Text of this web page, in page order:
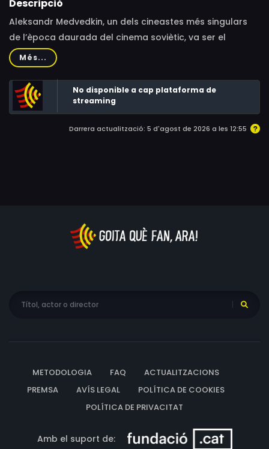
Descripció
Aleksandr Medvedkin, un dels cineastes més singulars
de l’època daurada del cinema soviètic, va ser el
responsable de l’extraordinari projecte de cinema
popular anomenat cinema-tren. La seva vida comença
amb el segle XX, traspassa tots els avatars i amargors
de la Unió Soviètica i s’apaga amb l’arribada de la
Perestroika.
Més...
No disponible a cap plataforma de
streaming
Darrera actualització: 5 d'agost de 2026 a les 12:55
METODOLOGIA FAQ
ACTUALITZACIONS
PREMSA
AVÍS LEGAL
POLÍTICA DE COOKIES
POLÍTICA DE PRIVACITAT
Amb el suport de: